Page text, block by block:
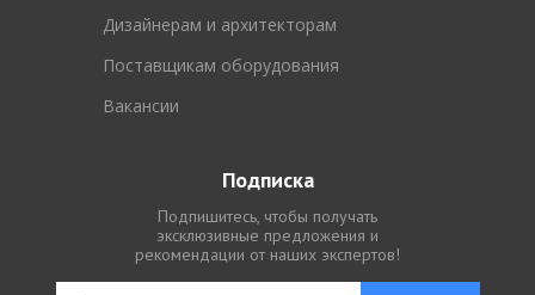
Дизайнерам и архитекторам
Поставщикам оборудования
Вакансии
Подписка
Подпишитесь, чтобы получать
эксклюзивные предложения и
рекомендации от наших экспертов!